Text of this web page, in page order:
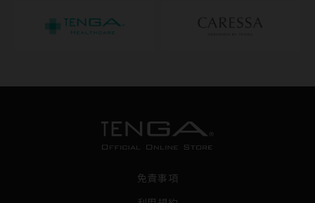
免責事項